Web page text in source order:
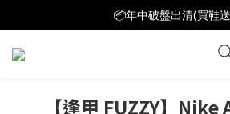
📦年中破盤出清(買鞋
📦年中破盤出清(買鞋
$199短T火熱特賣👕多件
【逢甲 FUZZY】